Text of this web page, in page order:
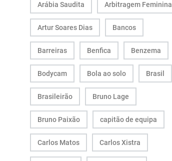
Arábia Saudita Arbitragem Feminina
Artur Soares Dias Bancos
Barreiras Benfica Benzema
Bodycam Bola ao solo Brasil
Brasileirão Bruno Lage
Bruno Paixão capitão de equipa
Carlos Matos Carlos Xistra